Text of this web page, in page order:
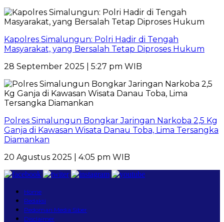
Kapolres Simalungun: Polri Hadir di Tengah
Masyarakat, yang Bersalah Tetap Diproses Hukum
28 September 2025 | 5:27 pm WIB
Polres Simalungun Bongkar Jaringan Narkoba 2,5 Kg
Ganja di Kawasan Wisata Danau Toba, Lima Tersangka
Diamankan
20 Agustus 2025 | 4:05 pm WIB
Home
Redaksi
Pedoman Media Siber
Disclaimer